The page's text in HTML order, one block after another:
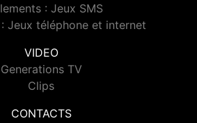
: Jeux SMS
Jeux téléphone et internet
VIDEO
Generations TV
Clips
CONTACTS